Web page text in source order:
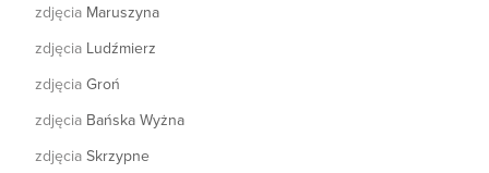
zdjęcia Maruszyna
zdjęcia Ludźmierz
zdjęcia Groń
zdjęcia Bańska Wyżna
zdjęcia Skrzypne